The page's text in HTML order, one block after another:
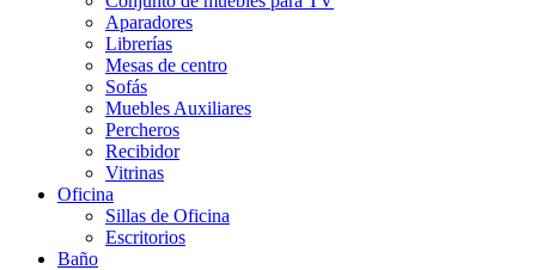
Aparadores
Librerías
Mesas de centro
Sofás
Muebles Auxiliares
Percheros
Recibidor
Vitrinas
Oficina
Sillas de Oficina
Escritorios
Baño